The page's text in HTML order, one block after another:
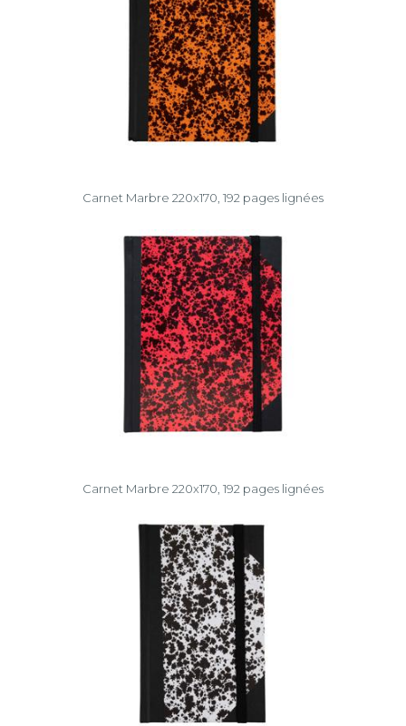
Carnet Marbre 220x170, 192 pages lignées
Carnet Marbre 220x170, 192 pages lignées